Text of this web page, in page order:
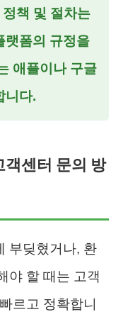
책 및 절차는
랫폼의 규정을
애플이나 구글
니다.
객센터 문의 방
부딪혔거나, 환
야 할 때는 고객
르고 정확합니